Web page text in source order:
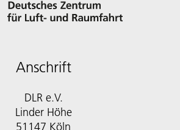
Anschrift
DLR e.V.
Linder Höhe
51147 Köln